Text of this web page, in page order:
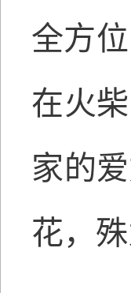
全方
在火
家的
花，殊